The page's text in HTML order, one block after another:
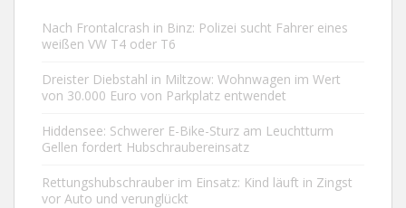
Nach Frontalcrash in Binz: Polizei sucht Fahrer eines
weißen VW T4 oder T6
Dreister Diebstahl in Miltzow: Wohnwagen im Wert
von 30.000 Euro von Parkplatz entwendet
Hiddensee: Schwerer E-Bike-Sturz am Leuchtturm
Gellen fordert Hubschraubereinsatz
Rettungshubschrauber im Einsatz: Kind läuft in Zingst
vor Auto und verunglückt